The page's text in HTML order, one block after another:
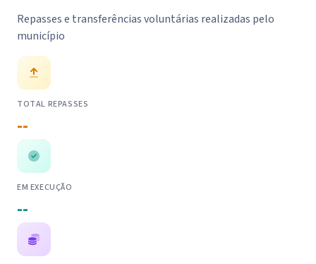
Repasses e transferências voluntárias realizadas pelo
município
TOTAL REPASSES
--
EM EXECUÇÃO
--